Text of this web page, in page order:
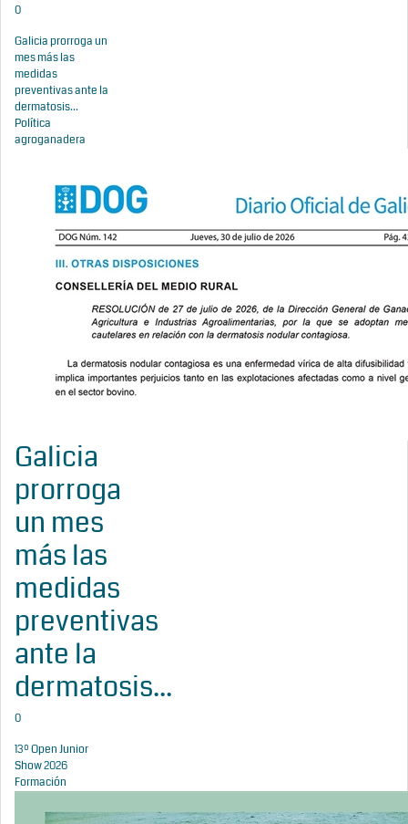
0
Galicia prorroga un
mes más las
medidas
preventivas ante la
dermatosis...
Política
agroganadera
Galicia
prorroga
un mes
más las
medidas
preventivas
ante la
dermatosis...
0
13º Open Junior
Show 2026
Formación